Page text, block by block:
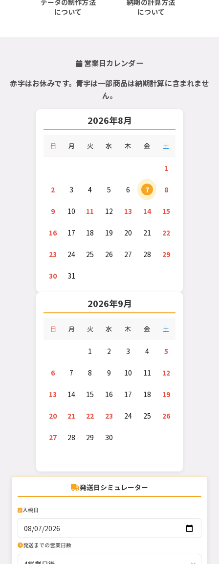
データの制作方法
について
納期の計算方法
について
営業日カレンダー
赤字はお休みです。青字は一部商品は納期計算に含まれませ
ん。
2026年8月
日 月 火 水 木 金 土
1
2 3 4 5 6 7 8
9 10 11 12 13 14 15
16 17 18 19 20 21 22
23 24 25 26 27 28 29
30 31
2026年9月
日 月 火 水 木 金 土
1 2 3 4 5
6 7 8 9 10 11 12
13 14 15 16 17 18 19
20 21 22 23 24 25 26
27 28 29 30
発送日シミュレーター
入稿日
発送までの営業日数